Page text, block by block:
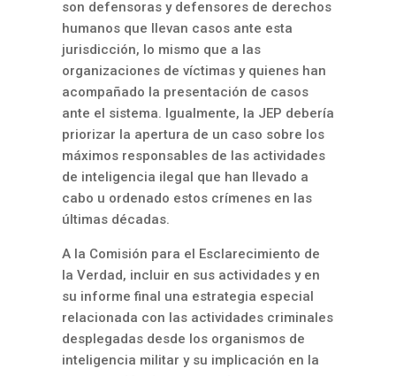
son defensoras y defensores de derechos
humanos que llevan casos ante esta
jurisdicción, lo mismo que a las
organizaciones de víctimas y quienes han
acompañado la presentación de casos
ante el sistema. Igualmente, la JEP debería
priorizar la apertura de un caso sobre los
máximos responsables de las actividades
de inteligencia ilegal que han llevado a
cabo u ordenado estos crímenes en las
últimas décadas.
A la Comisión para el Esclarecimiento de
la Verdad, incluir en sus actividades y en
su informe final una estrategia especial
relacionada con las actividades criminales
desplegadas desde los organismos de
inteligencia militar y su implicación en la